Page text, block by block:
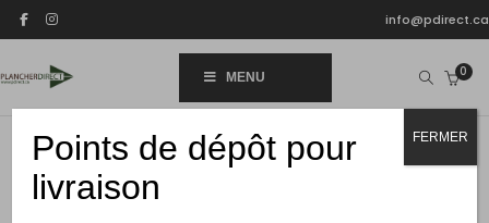
info@pdirect.ca
MENU 0
Points de dépôt pour
livraison
FERMER